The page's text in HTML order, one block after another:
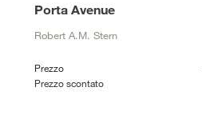
Porta Avenue
Robert A.M. Stern
Prezzo
Prezzo scontato